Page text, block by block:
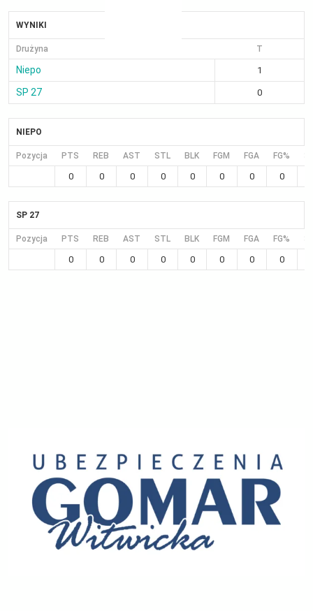
WYNIKI
Drużyna T
Niepo 1
SP 27 0
NIEPO
Pozycja PTS REB AST STL BLK FGM FGA FG%
0 0 0 0 0 0 0 0
SP 27
Pozycja PTS REB AST STL BLK FGM FGA FG%
0 0 0 0 0 0 0 0